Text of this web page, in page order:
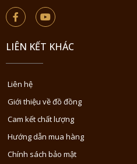
LIÊN KẾT KHÁC
Liên hệ
Giới thiệu về đồ đồng
Cam kết chất lượng
Hướng dẫn mua hàng
Chính sách bảo mật